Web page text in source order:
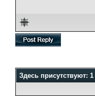
Здесь присутствуют: 1